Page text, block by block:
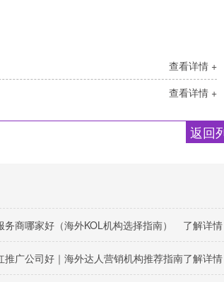
查看详情 +
查看详情 +
返回
了解详
商哪家好（海外KOL机构选择指南）
了解详
推广公司好｜海外达人营销机构推荐指南